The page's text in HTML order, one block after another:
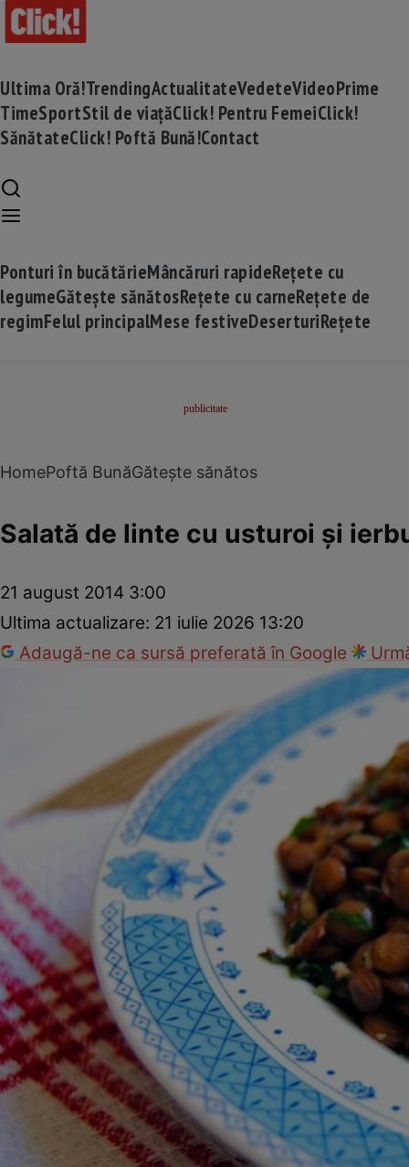
Ultima Oră!TrendingActualitateVedeteVideoPrime
TimeSportStil de viațăClick! Pentru FemeiClick!
SănătateClick! Poftă Bună!Contact
Ponturi în bucătărieMâncăruri rapideRețete cu
legumeGătește sănătosRețete cu carneRețete de
regimFelul principalMese festiveDeserturiRețete
HomePoftă BunăGătește sănătos
Salată de linte cu usturoi şi
21 august 2014 3:00
Ultima actualizare: 21 iulie 2026 13:20
Adaugă-ne ca sursă preferată în Google